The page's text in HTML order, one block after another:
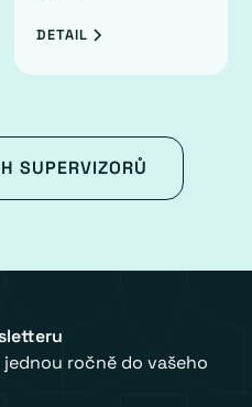
DETAIL
SUPERVIZORŮ
ročně do vašeho